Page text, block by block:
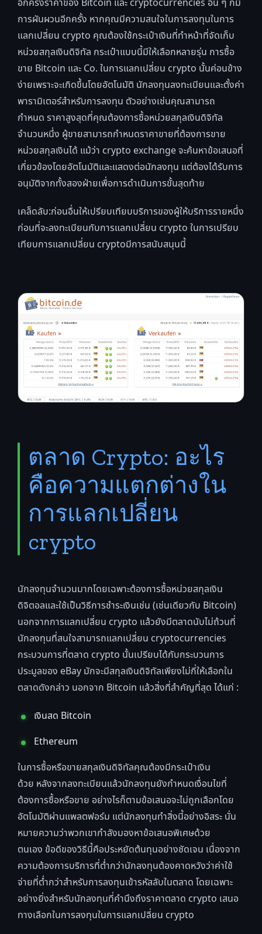
อีกครั้งราคาของ Bitcoin และ cryptocurrencies อื่น ๆ ก็มี
การผันผวนอีกครั้ง หากคุณมีความสนใจในการลงทุนในการ
แลกเปลี่ยน crypto คุณต้องใช้กระเป๋าเงินที่ทำหน้าที่จัดเก็บ
หน่วยสกุลเงินดิจิทัล กระเป๋าแบบนี้มีให้เลือกหลายรุ่น การซื้อ
ขาย Bitcoin และ Co. ในการแลกเปลี่ยน crypto นั้นค่อนข้าง
ง่ายเพราะจะเกิดขึ้นโดยอัตโนมัติ นักลงทุนลงทะเบียนและตั้งค่า
พารามิเตอร์สำหรับการลงทุน ตัวอย่างเช่นคุณสามารถ
กำหนด ราคาสูงสุดที่คุณต้องการซื้อหน่วยสกุลเงินดิจิทัล
จำนวนหนึ่ง ผู้ขายสามารถกำหนดราคาขายที่ต้องการขาย
หน่วยสกุลเงินได้ แม้ว่า crypto exchange จะค้นหาข้อเสนอที่
เกี่ยวข้องโดยอัตโนมัติและแสดงต่อนักลงทุน แต่ต้องได้รับการ
อนุมัติจากทั้งสองฝ่ายเพื่อการดำเนินการขั้นสุดท้าย
เคล็ดลับ:ก่อนอื่นให้เปรียบเทียบบริการของผู้ให้บริการรายหนึ่ง
ก่อนที่จะลงทะเบียนกับการแลกเปลี่ยน crypto ในการเปรียบ
เทียบการแลกเปลี่ยน cryptoมีการสนับสนุนนี้
ตลาด Crypto: อะไร
คือความแตกต่างใน
การแลกเปลี่ยน
crypto
นักลงทุนจำนวนมากโดยเฉพาะต้องการซื้อหน่วยสกุลเงิน
ดิจิตอลและใช้เป็นวิธีการชำระเงินเช่น (เช่นเดียวกับ Bitcoin)
นอกจากการแลกเปลี่ยน crypto แล้วยังมีตลาดนับไม่ถ้วนที่
นักลงทุนที่สนใจสามารถแลกเปลี่ยน cryptocurrencies
กระบวนการที่ตลาด crypto นั้นเปรียบได้กับกระบวนการ
ประมูลของ eBay มักจะมีสกุลเงินดิจิทัลเพียงไม่กี่ให้เลือกใน
ตลาดดังกล่าว นอกจาก Bitcoin แล้วสิ่งที่สำคัญที่สุด ได้แก่ :
เงินสด Bitcoin
Ethereum
ในการซื้อหรือขายสกุลเงินดิจิทัลคุณต้องมีกระเป๋าเงิน
ด้วย หลังจากลงทะเบียนแล้วนักลงทุนยังกำหนดเงื่อนไขที่
ต้องการซื้อหรือขาย อย่างไรก็ตามข้อเสนอจะไม่ถูกเลือกโดย
อัตโนมัติผ่านแพลตฟอร์ม แต่นักลงทุนทำสิ่งนี้อย่างอิสระ นั่น
หมายความว่าพวกเขากำลังมองหาข้อเสนอพิเศษด้วย
ตนเอง ข้อดีของวิธีนี้คือประหยัดต้นทุนอย่างชัดเจน เนื่องจาก
ความต้องการบริการที่ต่ำกว่านักลงทุนต้องคาดหวังว่าค่าใช้
จ่ายที่ต่ำกว่าสำหรับการลงทุนเข้ารหัสลับในตลาด โดยเฉพาะ
อย่างยิ่งสำหรับนักลงทุนที่คำนึงถึงราคาตลาด crypto เสนอ
ทางเลือกในการลงทุนในการแลกเปลี่ยน crypto